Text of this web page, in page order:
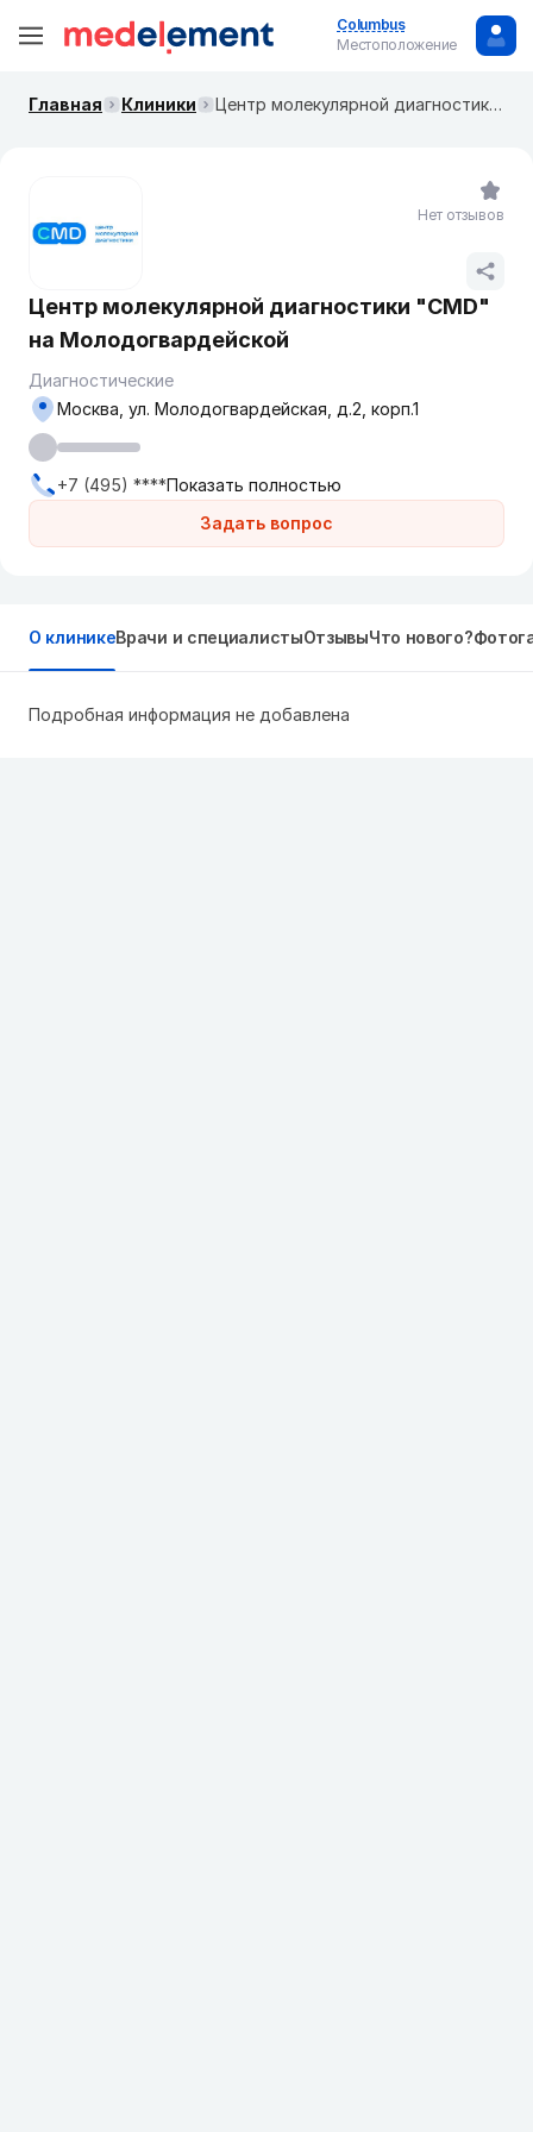
Columbus
Местоположение
Главная Клиники Центр молекулярной диагностики "CMD" на ​​​​​Молодогвардейской
Центр молекулярной диагностики "CMD"
на ​​​​​Молодогвардейской
Диагностические
Задать вопрос
Москва, ул. ​Молодогвардейская, д.2, корп.1
+7 (495) ****Показать полностью
Нет отзывов
О клиникеВрачи и специалистыОтзывыЧто нового?
Подробная информация не добавлена